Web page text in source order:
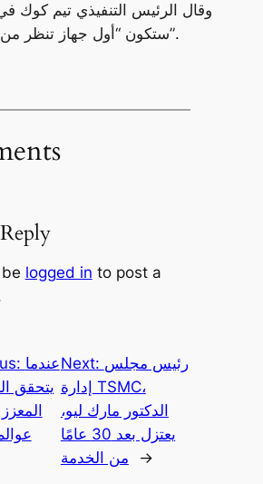
وقال الرئيس التنفيذي تيم كوك
ستكون “أول جهاز تنظر من خلاله وليس إليه”.
logged in to post a
عندما
يتحقق
Next: رئيس مجلس
إدارة TSMC،
الدكتور مارك ليو،
يعتزل بعد 30 عامًا
من الخدمة
→